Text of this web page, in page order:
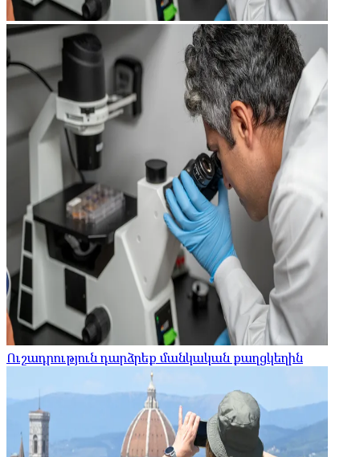
Ուշադրություն դարձրեք մանկական քաղցկեղին